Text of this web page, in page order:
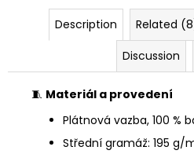
Description Related
Discussion
🧵 Materiál a provedení
Plátnová vazba, 100 %
Střední gramáž: 195 g/